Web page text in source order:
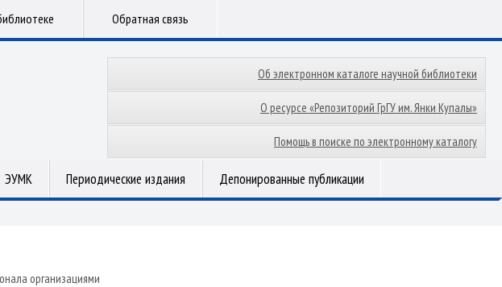
Обратная связь
Об электронном каталоге научной библиотеки
О ресурсе «Репозиторий ГрГУ им. Янки Купалы»
Помощь в поиске по электронному каталогу
ЭУМК Периодические издания Депонированные публикации
организациями